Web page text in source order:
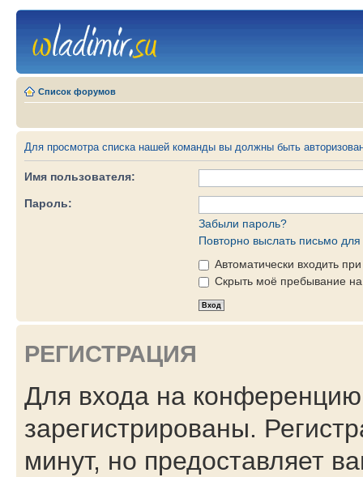
Список форумов
Для просмотра списка нашей команды вы должны быть
Имя пользователя:
Пароль:
Забыли пароль?
Повторно выслать письмо для
Автоматически входить
Скрыть моё пребывание
РЕГИСТРАЦИЯ
Для входа на
зарегистрированы.
минут, но предоставляет